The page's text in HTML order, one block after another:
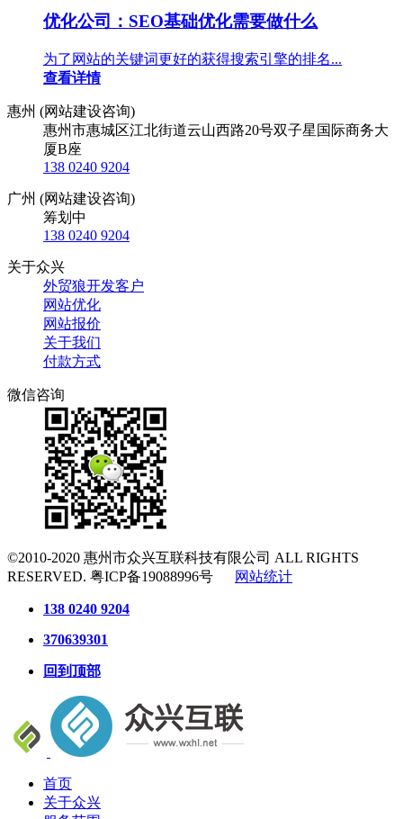
优化公司：SEO基础优化需要做什么
为了网站的关键词更好的获得搜索引擎的排名...
查看详情
惠州 (网站建设咨询)
惠州市惠城区江北街道云山西路20号双子星国际商务大
厦B座
138 0240 9204
广州 (网站建设咨询)
筹划中
138 0240 9204
关于众兴
外贸狼开发客户
网站优化
网站报价
关于我们
付款方式
微信咨询
©2010-2020 惠州市众兴互联科技有限公司 ALL RIGHTS
RESERVED. 粤ICP备19088996号 网站统计
138 0240 9204
370639301
回到顶部
首页
关于众兴